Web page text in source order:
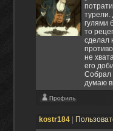
гулями
то
сделал
не
его
Собрал
думаю
kostr184